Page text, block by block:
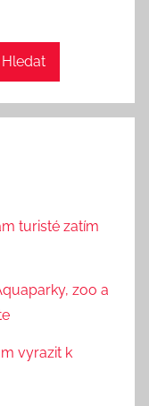
Hledat
turisté zatím
zoo a
vyrazit k